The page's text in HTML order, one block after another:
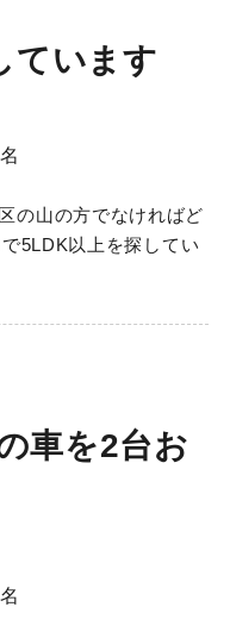
ています
の山の方でなければど
5LDK以上を探してい
車を2台お